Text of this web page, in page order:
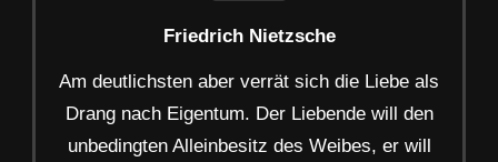
Friedrich Nietzsche
Am deutlichsten aber verrät sich die Liebe als
Drang nach Eigentum. Der Liebende will den
unbedingten Alleinbesitz des Weibes, er will